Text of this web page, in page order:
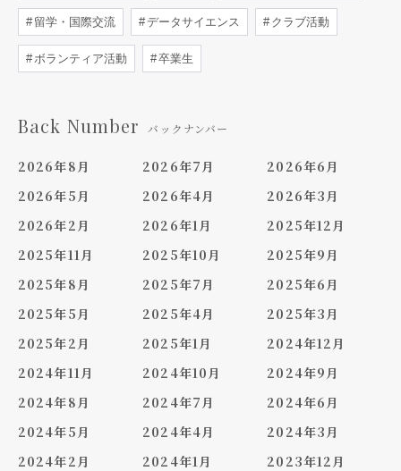
留学・国際交流 データサイエンス クラブ活動
ボランティア活動 卒業生
Back Number バックナンバー
2026年8月 2026年7月
2026年6月
2026年5月
2026年4月
2026年3月
2026年2月
2026年1月
2025年12月
2025年11月
2025年10月
2025年9月
2025年8月
2025年7月
2025年6月
2025年5月
2025年4月
2025年3月
2025年2月
2025年1月
2024年12月
2024年11月
2024年10月
2024年9月
2024年8月
2024年7月
2024年6月
2024年5月
2024年4月
2024年3月
2024年2月
2024年1月
2023年12月